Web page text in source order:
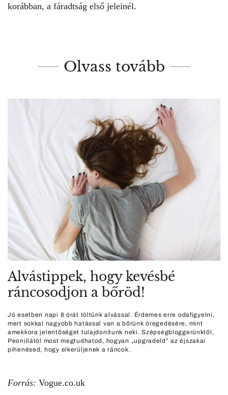
korábban, a fáradtság első jeleinél.
Olvass tovább
Alvástippek, hogy kevésbé
ráncosodjon a bőröd!
Jó esetben napi 8 órát töltünk alvással. Érdemes erre odafigyelni,
mert sokkal nagyobb hatással van a bőrünk öregedésére, mint
amekkora jelentőséget tulajdonítunk neki. Szépségbloggerünktől,
Peonillától most megtudhatod, hogyan „upgradeld” az éjszakai
pihenésed, hogy elkerüljenek a ráncok.
Forrás: Vogue.co.uk